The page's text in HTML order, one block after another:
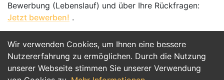
Wir verwenden Cookies, um Ihnen eine bessere
Nutzererfahrung zu ermöglichen. Durch die Nutzung
unserer Webseite stimmen Sie unserer Verwendung
Bewerbung (Lebenslauf) und über Ihre Rückfragen:
Jetzt bewerben! .
Jetzt Bewerben